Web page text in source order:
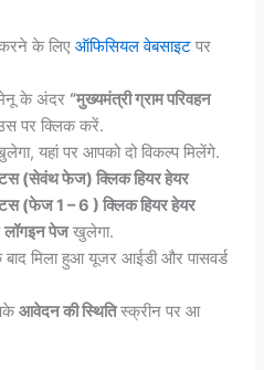
के लिएऑफिसियल वेबसाइट पर
मेनू के अंदर “मुख्यमंत्री ग्राम परिवहन
पर क्लिक करें.
यहां पर आपको दो विकल्प मिलेंगे.
(सेवंथ फेज) क्लिक हियर हेयर
(फेज 1 – 6 ) क्लिक हियर हेयर
लॉगइन पेजखुलेगा.
मिला हुआ यूजर आईडी और पासवर्ड
आवेदन की स्थितिस्क्रीन पर आ